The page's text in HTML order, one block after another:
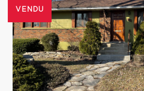
VENDU